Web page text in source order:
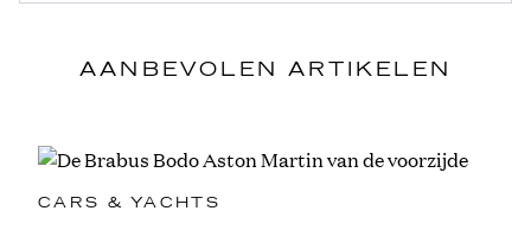
AANBEVOLEN ARTIKELEN
CARS & YACHTS